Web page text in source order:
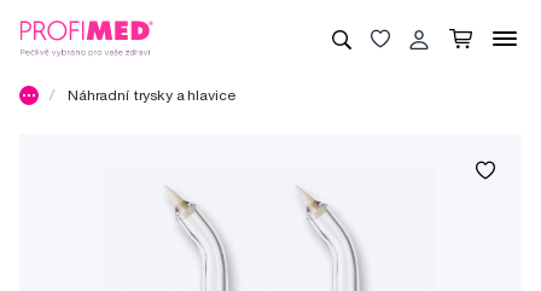
Náhradní trysky a hlavice